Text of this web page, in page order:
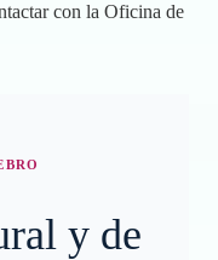
con la Oficina de
y de